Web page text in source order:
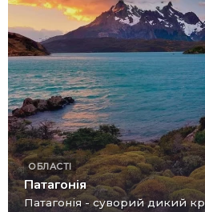
ОБЛАСТІ
Патагонія
Патагонія - суворий дикий край з вузькими